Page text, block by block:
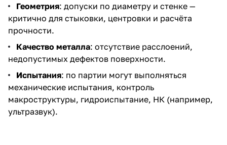
Геометрия: допуски по диаметру и стенке —
критично для стыковки, центровки и расчёта
прочности.
Качество металла: отсутствие расслоений,
недопустимых дефектов поверхности.
Испытания: по партии могут выполняться
механические испытания, контроль
макроструктуры, гидроиспытание, НК (например,
ультразвук).